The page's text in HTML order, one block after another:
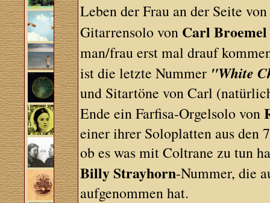
Leben der Frau an der Seite
Gitarrensolo von Carl Broemel
man/frau erst mal drauf
ist die letzte Nummer "White
und Sitartöne von Carl
Ende ein Farfisa-Orgelsolo von
einer ihrer Soloplatten aus den
ob es was mit Coltrane zu tun
Billy Strayhorn-Nummer, die
aufgenommen hat.